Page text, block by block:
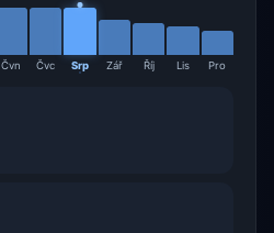
Čvn Čvc Srp Zář Říj Lis Pro